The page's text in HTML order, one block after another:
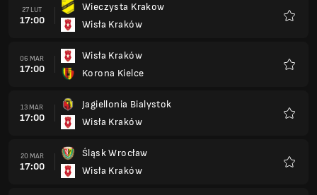
27 LUT
17:00
Wieczysta Krakow
Wisła Kraków
06 MAR
17:00
Wisła Kraków
Korona Kielce
13 MAR
17:00
Jagiellonia Bialystok
Wisła Kraków
20 MAR
17:00
Śląsk Wrocław
Wisła Kraków